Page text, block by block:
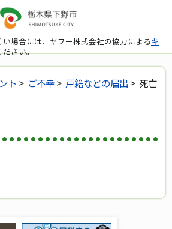
場合には、ヤフー株式会社の協力によるキ
ださい。
ト > ご不幸> 戸籍などの届出 > 死亡